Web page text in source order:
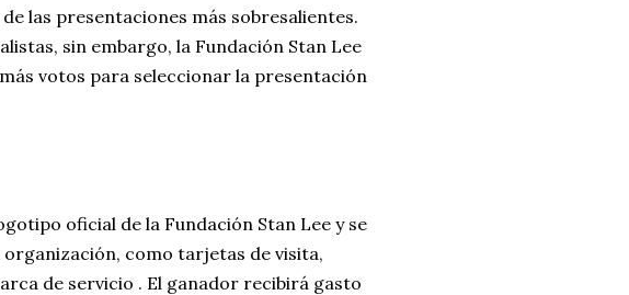
las presentaciones más sobresalientes.
sin embargo, la Fundación Stan Lee
votos para seleccionar la presentación
oficial de la Fundación Stan Lee y se
como tarjetas de visita,
de servicio . El ganador recibirá gasto